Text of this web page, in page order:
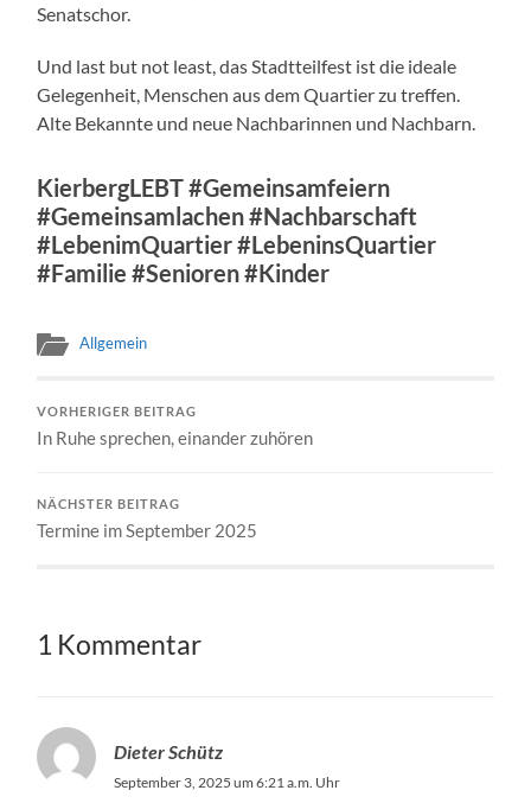
Senatschor.
Und last but not least, das Stadtteilfest ist die ideale
Gelegenheit, Menschen aus dem Quartier zu treffen.
Alte Bekannte und neue Nachbarinnen und Nachbarn.
KierbergLEBT #Gemeinsamfeiern
#Gemeinsamlachen #Nachbarschaft
#LebenimQuartier #LebeninsQuartier
#Familie #Senioren #Kinder
Allgemein
VORHERIGER BEITRAG
In Ruhe sprechen, einander zuhören
NÄCHSTER BEITRAG
Termine im September 2025
1 Kommentar
Dieter Schütz
September 3, 2025 um 6:21 a.m. Uhr